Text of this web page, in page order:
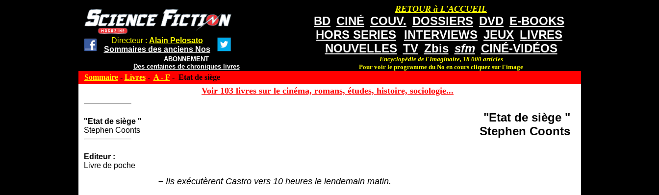
Directeur : Alain Pelosato
Sommaires des anciens Nos
ABONNEMENT
Des centaines de chroniques livres
RETOUR à L'ACCUEIL
BD CINÉ COUV. DOSSIERS DVD E-BOOKS
HORS SERIES
INTERVIEWS JEUX LIVRES
NOUVELLES TV Zbis sfm CINÉ-VIDÉOS
Encyclopédie de l'Imaginaire, 18 000 articles
Pour voir le programme du No en cours cliquez sur l'image
Sommaire- Livres- A - F - Etat de siège
Voir 103 livres sur le cinéma, romans, études, histoire, sociologie...
"Etat de siège "
Stephen Coonts
Editeur :
Livre de poche
"Etat de siège "
Stephen Coonts
– Ils exécutèrent Castro vers 10 heures le lendemain matin.